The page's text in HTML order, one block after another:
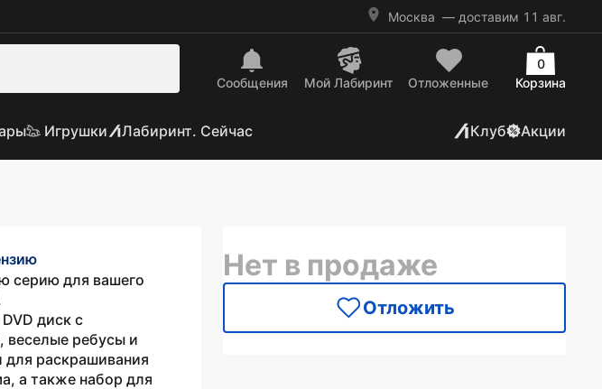
Москва — доставим 11 авг.
Сообщения Mой Лабиринт Отложенные Корзина
0
Игрушки Лабиринт. Сейчас Клуб Акции
серию для вашего
диск с
ребусы и
для раскрашивания
а также набор для
Нет в продаже
Отложить